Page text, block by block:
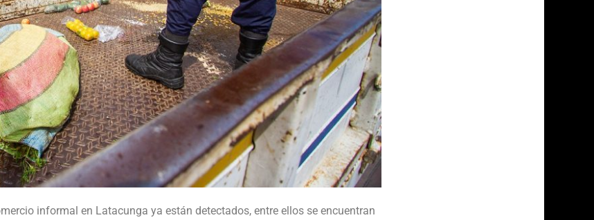
informal en Latacunga ya están detectados, entre ellos se encuentran